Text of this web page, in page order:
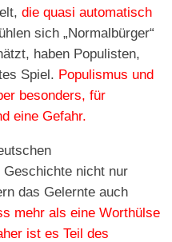
die quasi automatisch
sich „Normalbürger“
haben Populisten,
Spiel. Populismus und
besonders, für
eine Gefahr.
nicht nur
das Gelernte auch
mehr als eine Worthülse
ist es Teil des